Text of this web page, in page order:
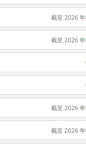
截至 2026 年
截至 2026 年
截至 2026 年
截至 2026 年